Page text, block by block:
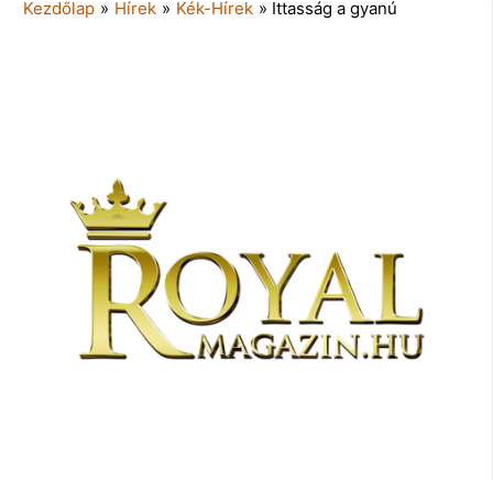
Kezdőlap » Hírek » Kék-Hírek » Ittasság a gyanú